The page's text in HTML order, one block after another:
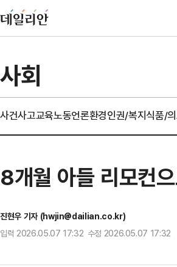
사회
사건사고교육노동언론환경인권/복지식품/
8개월 아들 리모컨
진현우 기자 (hwjin@dailian.co.kr)
입력 2026.05.07 17:32 수정 2026.05.07 17:32